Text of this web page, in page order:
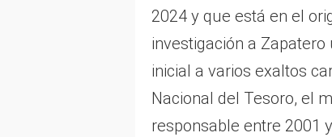
2024 y que está en el
investigación a
inicial a varios exaltos
Nacional del Tesoro, el
responsable entre 2001